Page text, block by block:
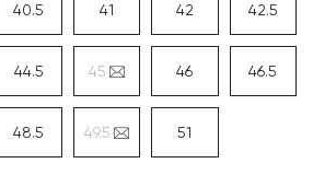
40.5 41 42 42.5
44.5 45 46 46.5
48.5 49.5 51